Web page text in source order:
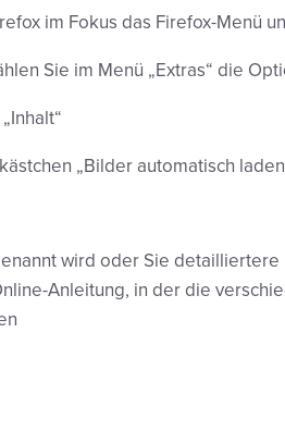
im Fokus das Firefox-Menü
Sie im Menü „Extras“ die
„Bilder automatisch
wird oder Sie
Anleitung, in der die